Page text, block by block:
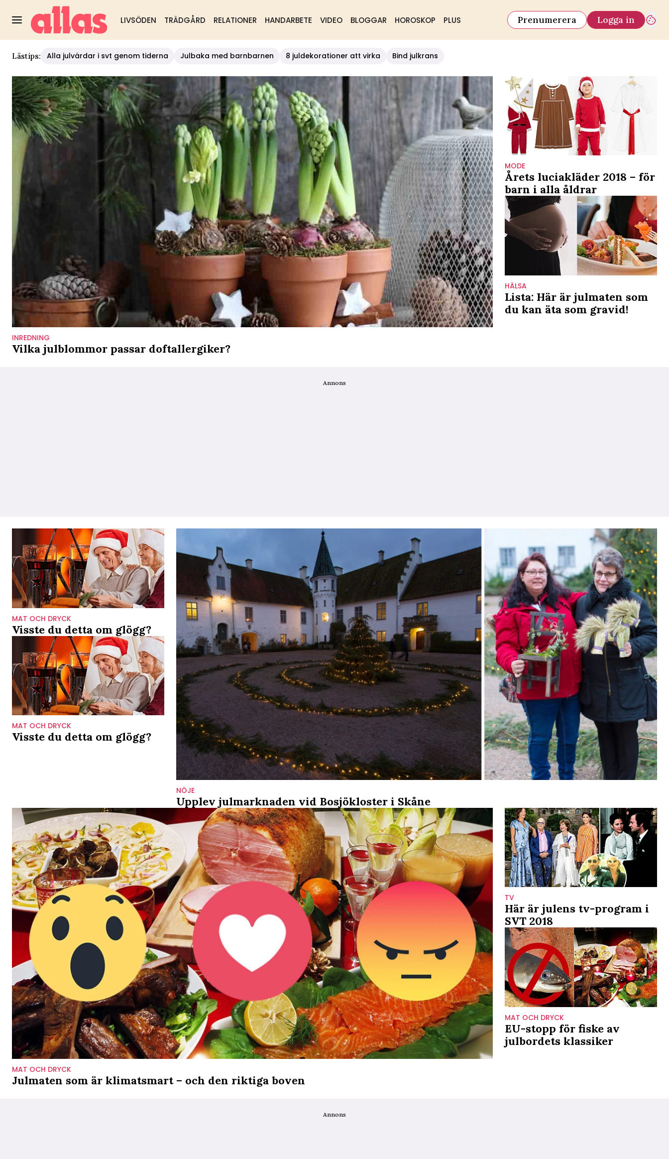
LIVSÖDEN TRÄDGÅRD RELATIONER HANDARBETE VIDEO BLOGGAR HOROSKOP PLUS Prenumerera Logga in
Lästips: Alla julvärdar i svt genom tiderna Julbaka med barnbarnen 8 juldekorationer att virka Bind julkrans
INREDNING
Vilka julblommor passar doftallergiker?
MODE
Årets luciakläder 2018 – för
barn i alla åldrar
HÄLSA
Lista: Här är julmaten som
du kan äta som gravid!
Annons
MAT OCH DRYCK
Visste du detta om glögg?
MAT OCH DRYCK
Visste du detta om glögg?
NÖJE
Upplev julmarknaden vid Bosjökloster i Skåne
MAT OCH DRYCK
Julmaten som är klimatsmart – och den riktiga boven
TV
Här är julens tv-program i
SVT 2018
MAT OCH DRYCK
EU-stopp för fiske av
julbordets klassiker
Annons